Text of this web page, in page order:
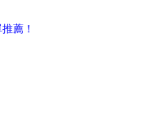
薦！